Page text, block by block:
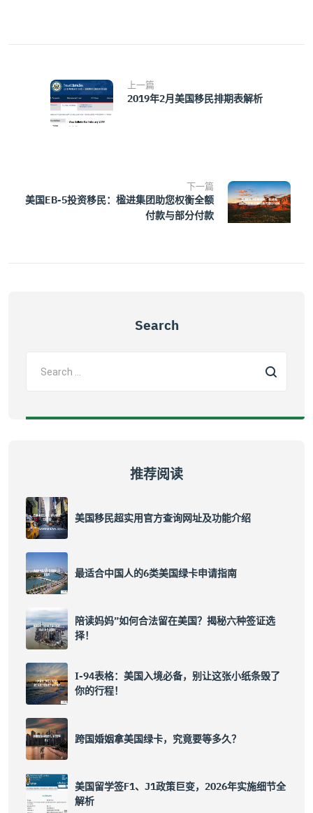
上一篇
2019年2月美国移民排期表解析
下一篇
美国EB-5投资移民：楹进集团助您权衡全额
付款与部分付款
Search
推荐阅读
美国移民超实用官方查询网址及功能介绍
最适合中国人的6类美国绿卡申请指南
陪读妈妈”如何合法留在美国？揭秘六种签证选
择！
I-94表格：美国入境必备，别让这张小纸条毁了
你的行程！
跨国婚姻拿美国绿卡，究竟要等多久？
美国留学签F1、J1政策巨变，2026年实施细节全
解析